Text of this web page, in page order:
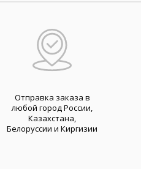
Отправка заказа в
любой город России,
Казахстана,
Белоруссии и Киргизии